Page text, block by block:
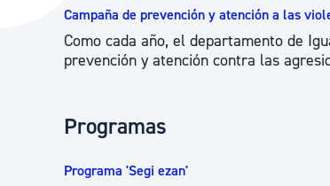
Descubre la ciudad
La ciudad futura
Campaña de prevención y atención a las
Como cada año, el departamento de
prevención y atención contra las
Programas
Programa 'Segi ezan'